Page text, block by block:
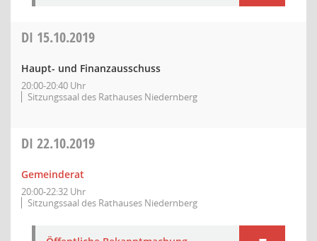
DI 15.10.2019
Haupt- und Finanzausschuss
20:00-20:40 Uhr
Sitzungssaal des Rathauses Niedernberg
DI 22.10.2019
Gemeinderat
20:00-22:32 Uhr
Sitzungssaal des Rathauses Niedernberg